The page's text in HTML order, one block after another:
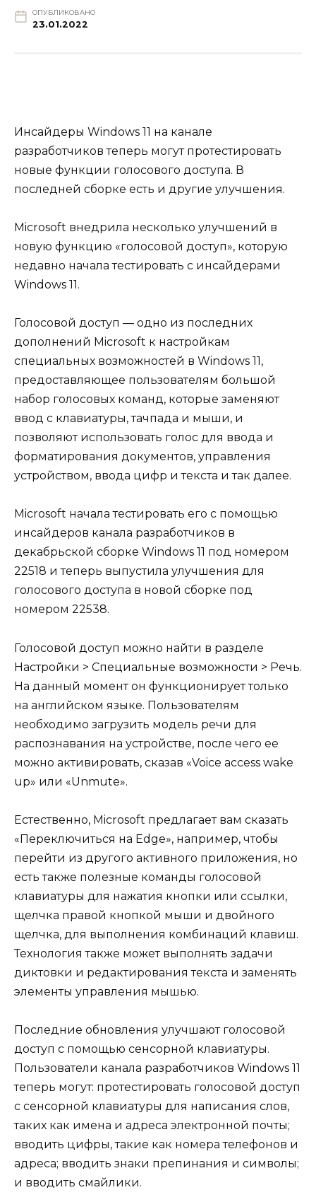
ОПУБЛИКОВАНО
23.01.2022
Инсайдеры Windows 11 на канале
разработчиков теперь могут протестировать
новые функции голосового доступа. В
последней сборке есть и другие улучшения.
Microsoft внедрила несколько улучшений в
новую функцию «голосовой доступ», которую
недавно начала тестировать с инсайдерами
Windows 11.
Голосовой доступ — одно из последних
дополнений Microsoft к настройкам
специальных возможностей в Windows 11,
предоставляющее пользователям большой
набор голосовых команд, которые заменяют
ввод с клавиатуры, тачпада и мыши, и
позволяют использовать голос для ввода и
форматирования документов, управления
устройством, ввода цифр и текста и так далее.
Microsoft начала тестировать его с помощью
инсайдеров канала разработчиков в
декабрьской сборке Windows 11 под номером
22518 и теперь выпустила улучшения для
голосового доступа в новой сборке под
номером 22538.
Голосовой доступ можно найти в разделе
Настройки > Специальные возможности > Речь.
На данный момент он функционирует только
на английском языке. Пользователям
необходимо загрузить модель речи для
распознавания на устройстве, после чего ее
можно активировать, сказав «Voice access wake
up» или «Unmute».
Естественно, Microsoft предлагает вам сказать
«Переключиться на Edge», например, чтобы
перейти из другого активного приложения, но
есть также полезные команды голосовой
клавиатуры для нажатия кнопки или ссылки,
щелчка правой кнопкой мыши и двойного
щелчка, для выполнения комбинаций клавиш.
Технология также может выполнять задачи
диктовки и редактирования текста и заменять
элементы управления мышью.
Последние обновления улучшают голосовой
доступ с помощью сенсорной клавиатуры.
Пользователи канала разработчиков Windows 11
теперь могут: протестировать голосовой доступ
с сенсорной клавиатуры для написания слов,
таких как имена и адреса электронной почты;
вводить цифры, такие как номера телефонов и
адреса; вводить знаки препинания и символы;
и вводить смайлики.